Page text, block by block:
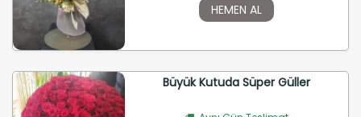
HEMEN AL
Büyük Kutuda Süper Güller